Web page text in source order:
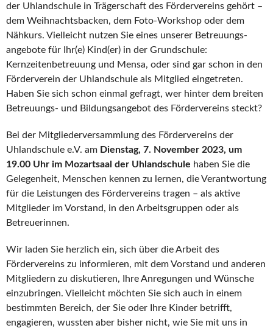
der Uhlandschule in Trägerschaft des Fördervereins gehört –
dem Weihnachtsbacken, dem Foto-Workshop oder dem
Nähkurs. Vielleicht nutzen Sie eines unserer Betreuungs­
angebote für Ihr(e) Kind(er) in der Grundschule:
Kernzeitenbetreuung und Mensa, oder sind gar schon in den
Förderverein der Uhlandschule als Mitglied eingetreten.
Haben Sie sich schon einmal gefragt, wer hinter dem breiten
Betreuungs- und Bildungs­angebot des Fördervereins steckt?
Bei der Mitgliederversammlung des Fördervereins der
Uhlandschule e.V. am Dienstag, 7. November 2023, um
19.00 Uhr im Mozartsaal der Uhlandschule haben Sie die
Gelegenheit, Menschen kennen zu lernen, die Verantwortung
für die Leistungen des Fördervereins tragen – als aktive
Mitglieder im Vorstand, in den Arbeitsgruppen oder als
Betreuerinnen.
Wir laden Sie herzlich ein, sich über die Arbeit des
Fördervereins zu informieren, mit dem Vorstand und anderen
Mitgliedern zu diskutieren, Ihre Anregungen und Wünsche
einzubringen. Vielleicht möchten Sie sich auch in einem
bestimmten Bereich, der Sie oder Ihre Kinder betrifft,
engagieren, wussten aber bisher nicht, wie Sie mit uns in